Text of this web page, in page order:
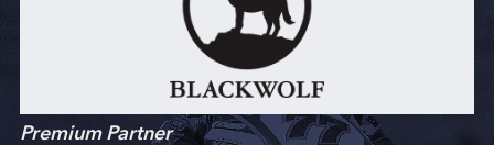
Premium Partner